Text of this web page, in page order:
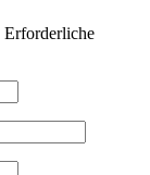
Erforderliche